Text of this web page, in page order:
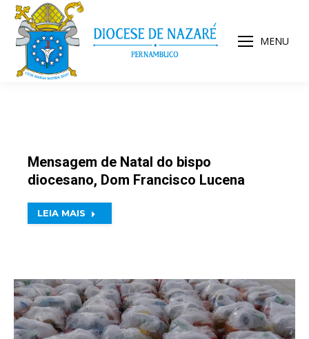
MENU
Mensagem de Natal do bispo
diocesano, Dom Francisco Lucena
LEIA MAIS